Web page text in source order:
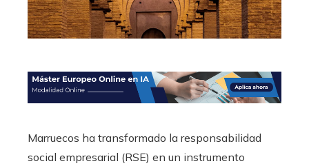
Marruecos ha transformado la responsabilidad
social empresarial (RSE) en un instrumento